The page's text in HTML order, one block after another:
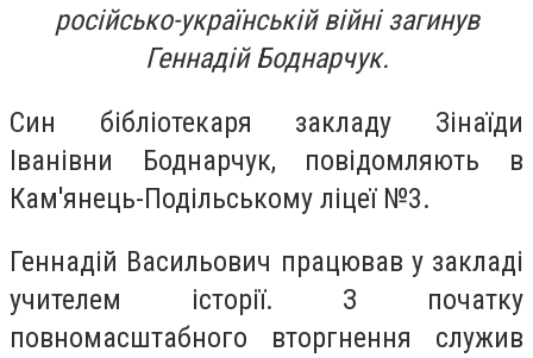
російсько-українській війні загинув
Геннадій Боднарчук.
Син бібліотекаря закладу Зінаїди
Іванівни Боднарчук, повідомляють в
Кам'янець-Подільському ліцеї №3.
Геннадій Васильович працював у закладі
учителем історії. З початку
повномасштабного вторгнення служив